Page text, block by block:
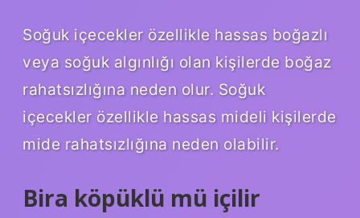
Soğuk içecekler özellikle hassas boğazlı
veya soğuk algınlığı olan kişilerde boğaz
rahatsızlığına neden olur. Soğuk
içecekler özellikle hassas mideli kişilerde
mide rahatsızlığına neden olabilir.
Bira köpüklü mü içilir